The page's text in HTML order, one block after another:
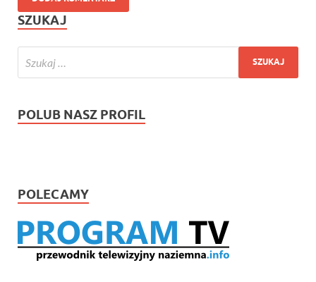
SZUKAJ
POLUB NASZ PROFIL
POLECAMY